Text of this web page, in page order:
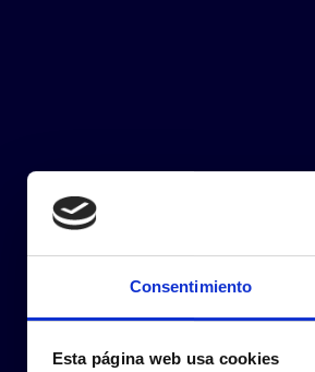
Consentimiento
Esta página web usa cookies